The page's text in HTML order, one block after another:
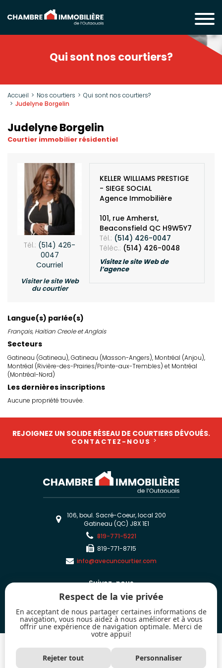
Qui sont nos courtiers?
Accueil Nos courtiers
Qui sont nos courtiers?
Judelyne Borgelin
Judelyne Borgelin
Courtier immobilier résidentiel
Tél.: (514) 426-
0047
Courriel
Visiter le site Web
du courtier
KELLER WILLIAMS PRESTIGE
- SIEGE SOCIAL
Agence Immobilière
101, rue Amherst,
Beaconsfield QC H9W5Y7
Tél.: (514) 426-0047
Téléc.: (514) 426-0048
Visitez le site Web de
l’agence
Langue(s) parlée(s)
Français, Haitian Creole et Anglais
Secteurs
Gatineau (Gatineau), Gatineau (Masson-Angers), Montréal (Anjou),
Montréal (Rivière-des-Prairies/Pointe-aux-Trembles) et Montréal
(Montréal-Nord)
Les dernières inscriptions
Aucune propriété trouvée.
REJOIGNEZ UN SOLIDE RÉSEAU DE COURTIERS DÉVOUÉS.
CONTACTEZ-NOUS
106, boul. Sacré-Coeur, local 200
Gatineau (QC) J8X 1E1
819-771-5221
819-771-8715
info@avecuncourtier.com
Suivez-nous
Les marques de commerce MLS® et Multiple Listing Service® ainsi que les
logos connexes sont la propriété de l'Association canadienne de l’immeuble
(ACI) et mettent en valeur la qualité des services qu'offrent les courtiers et
Respect de la vie privée
En acceptant de nous partager certaines informations de
navigation, vous nous aidez à nous améliorer et à vous
offrir une expérience de navigation optimale. Merci de
votre appui!
Rejeter tout Personnaliser